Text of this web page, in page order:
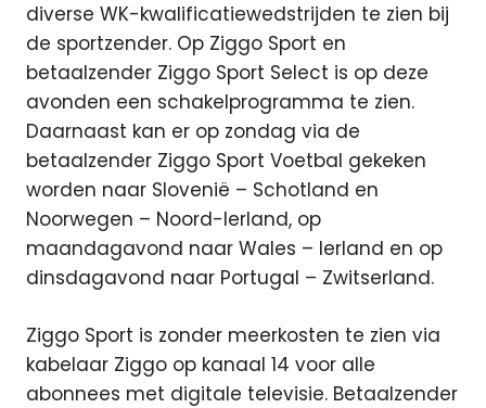
diverse WK-kwalificatiewedstrijden te zien bij
de sportzender. Op Ziggo Sport en
betaalzender Ziggo Sport Select is op deze
avonden een schakelprogramma te zien.
Daarnaast kan er op zondag via de
betaalzender Ziggo Sport Voetbal gekeken
worden naar Slovenië – Schotland en
Noorwegen – Noord-Ierland, op
maandagavond naar Wales – Ierland en op
dinsdagavond naar Portugal – Zwitserland.
Ziggo Sport is zonder meerkosten te zien via
kabelaar Ziggo op kanaal 14 voor alle
abonnees met digitale televisie. Betaalzender